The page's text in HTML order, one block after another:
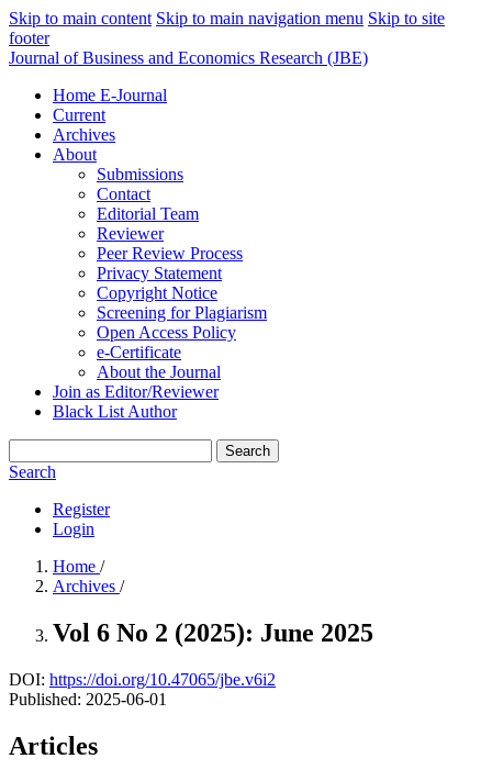
Skip to main content Skip to main navigation menu Skip to site
footer
Journal of Business and Economics Research (JBE)
Home E-Journal
Current
Archives
About
Submissions
Contact
Editorial Team
Reviewer
Peer Review Process
Privacy Statement
Copyright Notice
Screening for Plagiarism
Open Access Policy
e-Certificate
About the Journal
Join as Editor/Reviewer
Black List Author
Search
Search
Register
Login
Home /
Archives /
Vol 6 No 2 (2025): June 2025
DOI: https://doi.org/10.47065/jbe.v6i2
Published: 2025-06-01
Articles